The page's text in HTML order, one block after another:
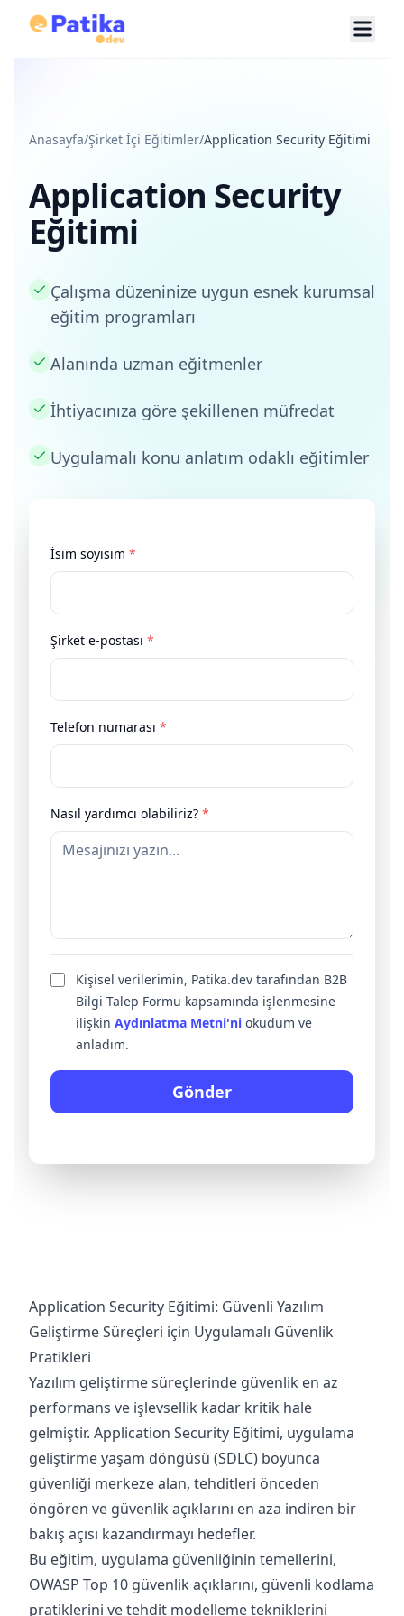
Anasayfa/Şirket İçi Eğitimler/Application Security Eğitimi
Application Security
Eğitimi
Çalışma düzeninize uygun esnek kurumsal
eğitim programları
Alanında uzman eğitmenler
İhtiyacınıza göre şekillenen müfredat
Uygulamalı konu anlatım odaklı eğitimler
İsim soyisim *
Şirket e-postası *
Telefon numarası *
Nasıl yardımcı olabiliriz? *
Kişisel verilerimin, Patika.dev tarafından B2B
Bilgi Talep Formu kapsamında işlenmesine
ilişkin Aydınlatma Metni'ni okudum ve
anladım.
Gönder
Application Security Eğitimi: Güvenli Yazılım
Geliştirme Süreçleri için Uygulamalı Güvenlik
Pratikleri
Yazılım geliştirme süreçlerinde güvenlik en az
performans ve işlevsellik kadar kritik hale
gelmiştir. Application Security Eğitimi, uygulama
geliştirme yaşam döngüsü (SDLC) boyunca
güvenliği merkeze alan, tehditleri önceden
öngören ve güvenlik açıklarını en aza indiren bir
bakış açısı kazandırmayı hedefler.
Bu eğitim, uygulama güvenliğinin temellerini,
OWASP Top 10 güvenlik açıklarını, güvenli kodlama
pratiklerini ve tehdit modelleme tekniklerini